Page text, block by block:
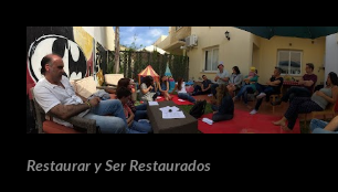
Ir al contenido principal
Restaurar y Ser Restaurados